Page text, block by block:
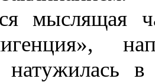
натужилась